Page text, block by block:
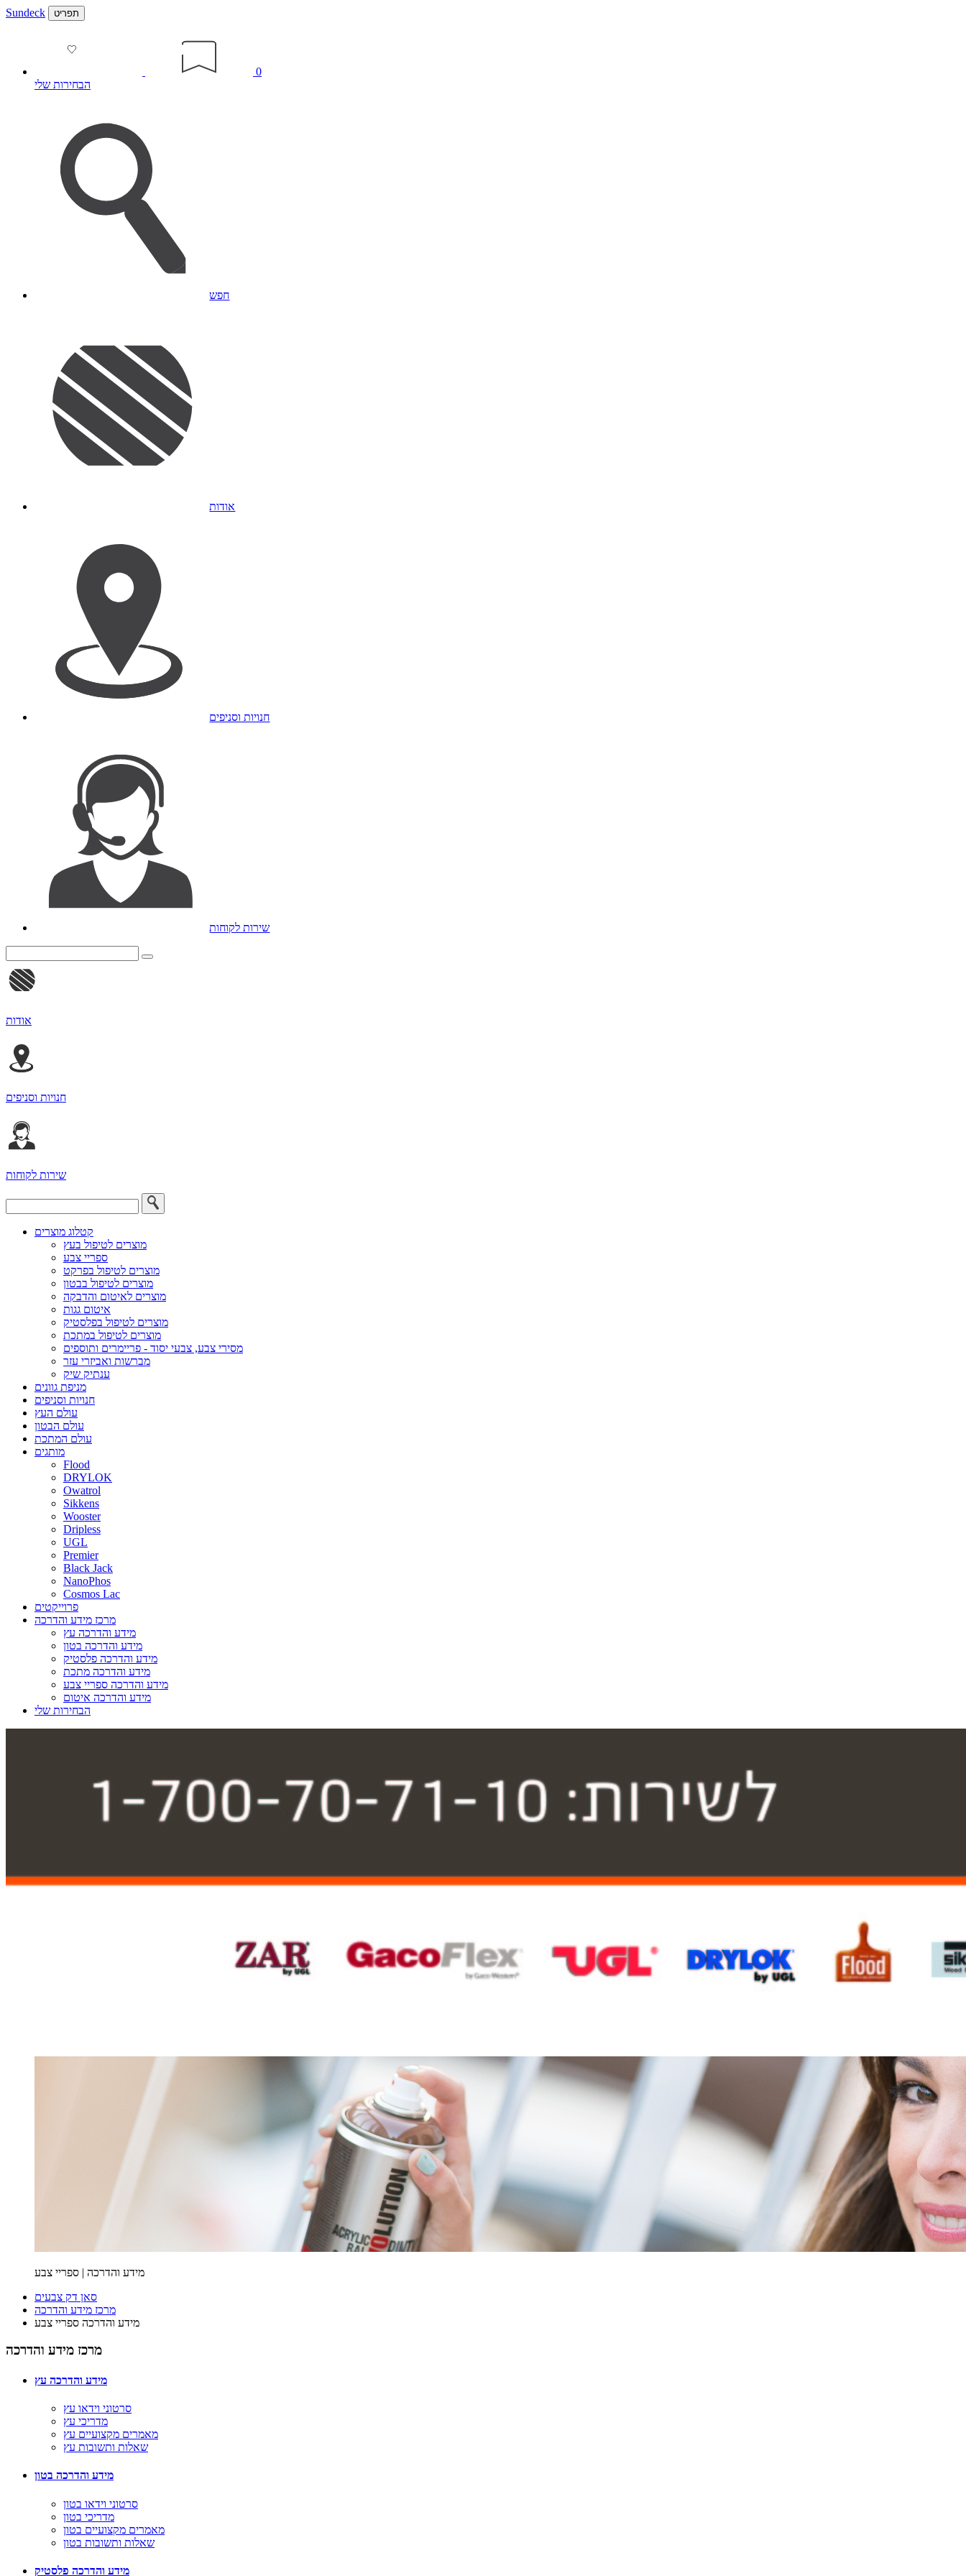
Sundeck תפריט
0
הבחירות שלי
חפש
אודות
חנויות וסניפים
שירות לקוחות
אודות
חנויות וסניפים
שירות לקוחות
קטלוג מוצרים
מוצרים לטיפול בעץ
ספריי צבע
מוצרים לטיפול בפרקט
מוצרים לטיפול בבטון
מוצרים לאיטום והדבקה
איטום גגות
מוצרים לטיפול בפלסטיק
מוצרים לטיפול במתכת
מסירי צבע, צבעי יסוד - פריימרים ותוספים
מברשות ואביזרי עזר
ענתיק שיק
מניפת גוונים
חנויות וסניפים
עולם העץ
עולם הבטון
עולם המתכת
מותגים
Flood
DRYLOK
Owatrol
Sikkens
Wooster
Dripless
UGL
Premier
Black Jack
NanoPhos
Cosmos Lac
פרוייקטים
מרכז מידע והדרכה
מידע והדרכה עץ
מידע והדרכה בטון
מידע והדרכה פלסטיק
מידע והדרכה מתכת
מידע והדרכה ספריי צבע
מידע והדרכה איטום
הבחירות שלי
מידע והדרכה | ספריי צבע
סאן דק צבעים
מרכז מידע והדרכה
מידע והדרכה ספריי צבע
מרכז מידע והדרכה
מידע והדרכה עץ
סרטוני וידאו עץ
מדריכי עץ
מאמרים מקצועיים עץ
שאלות ותשובות עץ
מידע והדרכה בטון
סרטוני וידאו בטון
מדריכי בטון
מאמרים מקצועיים בטון
שאלות ותשובות בטון
מידע והדרכה פלסטיק